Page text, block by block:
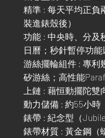
精準 : 每天平均正負
裝進錶殼後）
功能 : 中央時、分及
日曆；秒針暫停功
游絲擺輪組件 : 專利
矽游絲；高性能
上鏈 : 藉恒動擺陀雙
動力儲備 : 約55小時
錶帶 : 紀念型（
錶帶材質 : 黃金鋼（